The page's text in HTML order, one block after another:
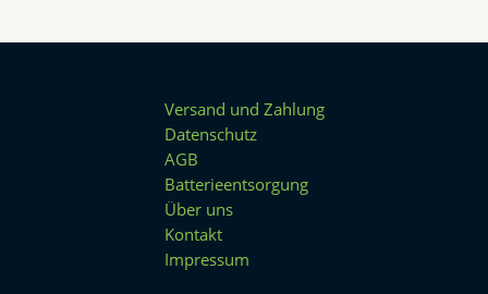
Versand und Zahlung
Datenschutz
AGB
Batterieentsorgung
Über uns
Kontakt
Impressum